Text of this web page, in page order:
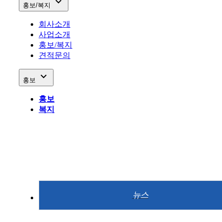
홍보/복지
회사소개
사업소개
홍보/복지
견적문의
홍보 
홍보
복지
뉴스